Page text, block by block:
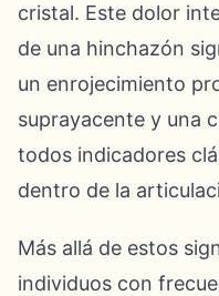
cristal. Este dolor
de una hinchazón
un enrojecimiento
suprayacente y una
todos indicadores
dentro de la
Más allá de estos
individuos con